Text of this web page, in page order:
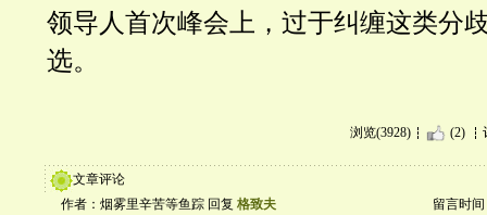
领导人首次峰会上，过于纠缠这类分
选。
浏览(3928) (2)
文章评论
作者：烟雾里辛苦等鱼踪 回复 格致夫 留言时间